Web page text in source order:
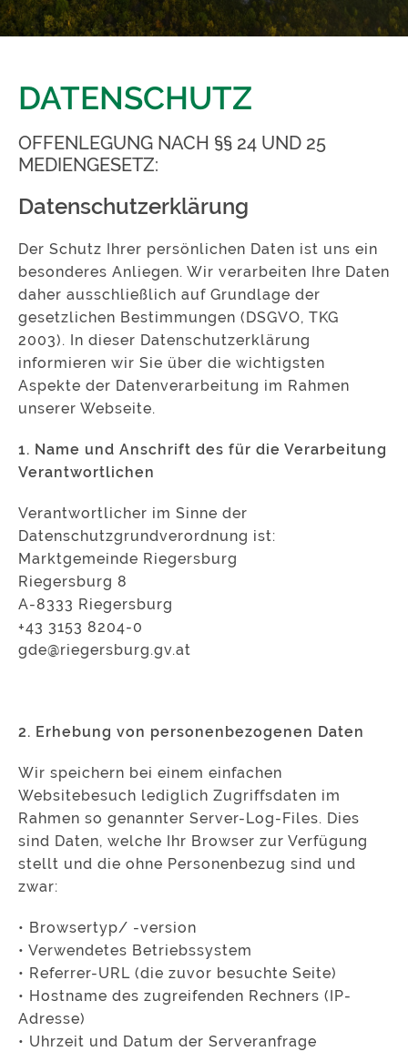
DATENSCHUTZ
OFFENLEGUNG NACH §§ 24 UND 25
MEDIENGESETZ:
Datenschutzerklärung
Der Schutz Ihrer persönlichen Daten ist uns ein
besonderes Anliegen. Wir verarbeiten Ihre Daten
daher ausschließlich auf Grundlage der
gesetzlichen Bestimmungen (DSGVO, TKG
2003). In dieser Datenschutzerklärung
informieren wir Sie über die wichtigsten
Aspekte der Datenverarbeitung im Rahmen
unserer Webseite.
1. Name und Anschrift des für die Verarbeitung
Verantwortlichen
Verantwortlicher im Sinne der
Datenschutzgrundverordnung ist:
Marktgemeinde Riegersburg
Riegersburg 8
A-8333 Riegersburg
+43 3153 8204-0
gde@riegersburg.gv.at
2. Erhebung von personenbezogenen Daten
Wir speichern bei einem einfachen
Websitebesuch lediglich Zugriffsdaten im
Rahmen so genannter Server-Log-Files. Dies
sind Daten, welche Ihr Browser zur Verfügung
stellt und die ohne Personenbezug sind und
zwar:
• Browsertyp/ -version
• Verwendetes Betriebssystem
• Referrer-URL (die zuvor besuchte Seite)
• Hostname des zugreifenden Rechners (IP-
Adresse)
• Uhrzeit und Datum der Serveranfrage